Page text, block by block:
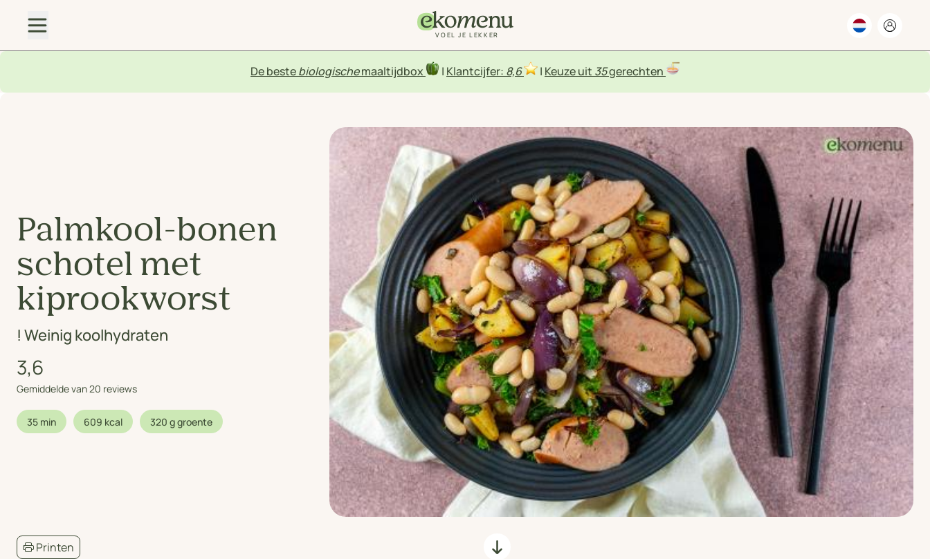
VOEL JE LEKKER
De bestebiologischemaaltijdbox | Klantcijfer: 8,6 | Keuze uit 35gerechten
Palmkool-bonen
schotel met
kiprookworst
! Weinig koolhydraten
3,6
Gemiddelde van 20 reviews
35 min 609 kcal 320 g groente
Printen